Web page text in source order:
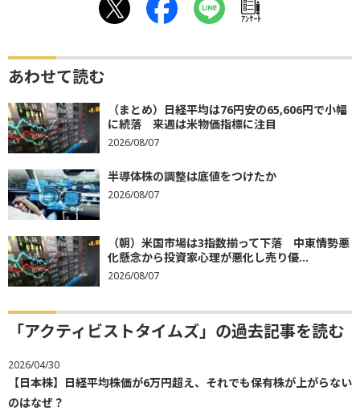
ｱﾝｹｰﾄ
あわせて読む
（まとめ）日経平均は76円安の65,606円で小幅
に続落 来週は米物価指標に注目
2026/08/07
半導体株の調整は底値をつけたか
2026/08/07
（朝）米国市場は3指数揃って下落 中東情勢悪
化懸念から投資家心理が悪化し売り優...
2026/08/07
「アクティビストタイムズ」の過去記事を読む
2026/04/30
【日本株】日経平均株価が6万円超え、それでも保有株が上がらない
のはなぜ？